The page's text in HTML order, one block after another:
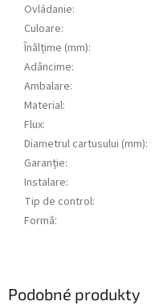
Ovládanie:
Culoare:
Înălțime (mm):
Adâncime:
Ambalare:
Material:
Flux:
Diametrul cartusului (mm):
Garanție:
Instalare:
Tip de control:
Formă:
Podobné produkty